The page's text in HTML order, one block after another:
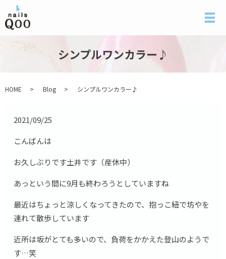
メ
シンプルワンカラー♪
HOME Blog シンプルワンカラー♪
2021/09/25
こんばんは
お久しぶりです土井です（産休中）
あっという間に9月も終わろうとしていますね
最近はちょっと涼しくなってきたので、抱っこ紐で坊やを
連れて散歩しています
近所は坂がとても多いので、負荷をかかえた登山のようで
す…笑